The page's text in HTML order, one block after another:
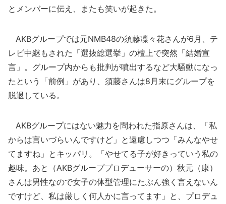
とメンバーに伝え、またも笑いが起きた。
AKBグループでは元NMB48の須藤凜々花さんが6月、テ
レビ中継もされた「選抜総選挙」の檀上で突然「結婚宣
言」。グループ内からも批判が噴出するなど大騒動になっ
たという「前例」があり、須藤さんは8月末にグループを
脱退している。
AKBグループにはない魅力を問われた指原さんは、「私
からは言いづらいんですけど」と遠慮しつつ「みんなやせ
てますね」とキッパリ。「やせてる子が好きっていう私の
趣味。あと（AKBグループプロデューサーの）秋元（康）
さんは男性なので女子の体型管理にたぶん強く言えないん
ですけど、私は厳しく何人かに言ってます」と、プロデュ